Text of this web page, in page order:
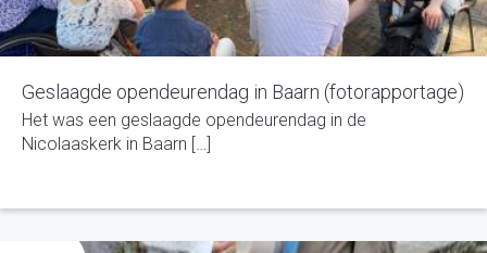
Geslaagde opendeurendag in Baarn (fotorapportage)
Het was een geslaagde opendeurendag in de
Nicolaaskerk in Baarn […]